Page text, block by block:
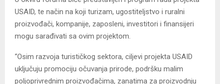
USAID, te način na koji turizam, ugostiteljstvo i ruralni
proizvođači, kompanije, zaposleni, investitori i finansijeri
mogu sarađivati sa ovim projektom.
“Osim razvoja turističkog sektora, ciljevi projekta USAID
uključuju promociju očuvanja prirode, podršku malim
poljoprivrednim proizvođačima, zanatima za proizvodnju